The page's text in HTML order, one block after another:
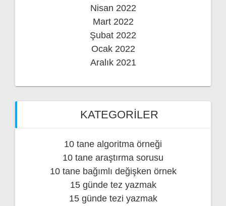
Nisan 2022
Mart 2022
Şubat 2022
Ocak 2022
Aralık 2021
KATEGORILER
10 tane algoritma örneği
10 tane araştırma sorusu
10 tane bağımlı değişken örnek
15 günde tez yazmak
15 günde tezi yazmak